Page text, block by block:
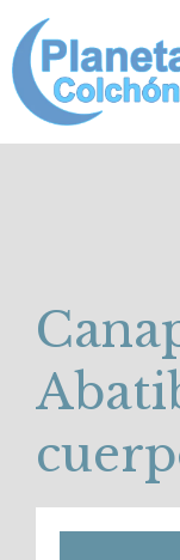
Saltar
contenido